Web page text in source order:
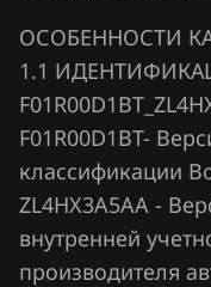
FAW
Fiat
Ford
Forthing
Foton
GAC
ОСОБЕННОСТИ
1.1
F01R00D1BT-
классификации
ZL4HX3A5AA -
внутренней
производителя